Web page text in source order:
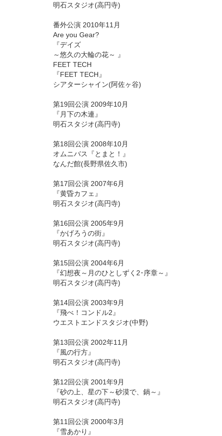
明石スタジオ(高円寺)
番外公演 2010年11月
Are you Gear?
『デイズ
～悠久の大輪の花～ 』
FEET TECH
『FEET TECH』
シアターシャイン(阿佐ヶ谷)
第19回公演 2009年10月
『月下の木連』
明石スタジオ(高円寺)
第18回公演 2008年10月
オムニバス『とまと！』
なんだ館(長野県佐久市)
第17回公演 2007年6月
『黄昏カフェ』
明石スタジオ(高円寺)
第16回公演 2005年9月
『かげろうの街』
明石スタジオ(高円寺)
第15回公演 2004年6月
『幻想夜～月のひとしずく2･序章～』
明石スタジオ(高円寺)
第14回公演 2003年9月
『飛べ！コンドル2』
ウエストエンドスタジオ(中野)
第13回公演 2002年11月
『風の行方』
明石スタジオ(高円寺)
第12回公演 2001年9月
『砂の上、星の下～砂漠で、鍋～』
明石スタジオ(高円寺)
第11回公演 2000年3月
『雪あかり』